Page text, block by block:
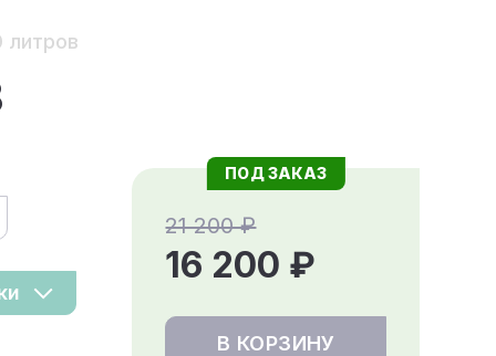
литров
ПОД ЗАКАЗ
21 200 ₽
16 200 ₽
В КОРЗИНУ